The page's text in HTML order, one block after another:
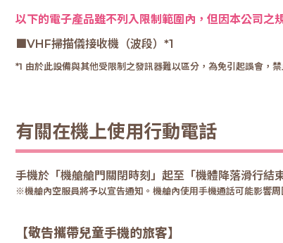
以下的電子產品雖不列入限制範圍內，但因本公司之
■VHF掃描儀接收機（波段）*1
*1 由於此設備與其他受限制之發訊器難以區分，為免引起誤會，禁
有關在機上使用行動電話
手機於「機艙艙門關閉時刻」起至「機體降落滑行結
※機艙內空服員將予以宣告通知。機艙內使用手機通話可能影響周
【敬告攜帶兒童手機的旅客】